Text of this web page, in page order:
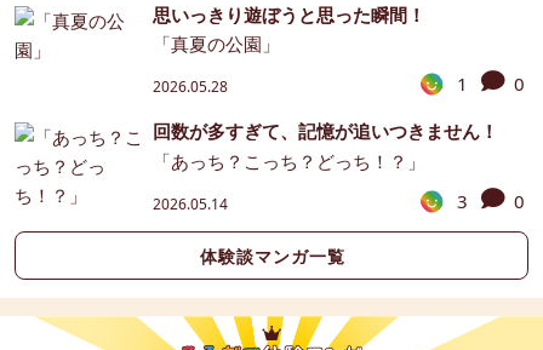
思いっきり遊ぼうと思った瞬間！
「真夏の公園」
2026.05.28 1
0
回数が多すぎて、記憶が追いつきません！
「あっち？こっち？どっち！？」
2026.05.14 3 0
体験談マンガ一覧